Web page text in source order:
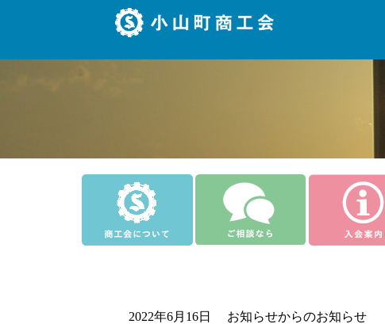
2022年6月16日 お知らせからのお知らせ